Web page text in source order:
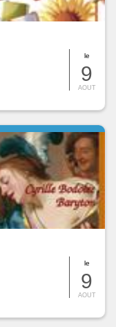
le
9
AOUT
le
9
AOUT